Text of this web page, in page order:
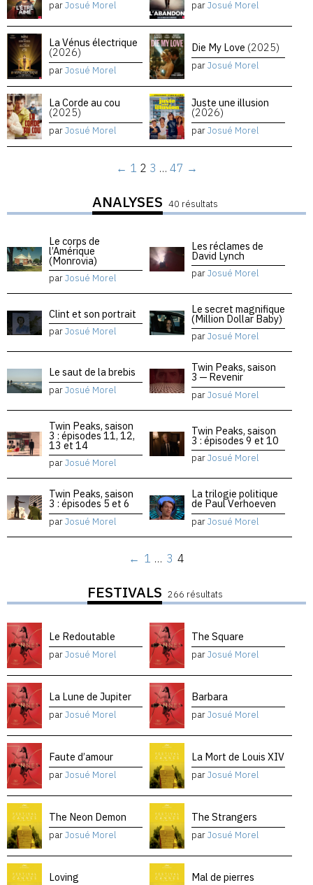
parJosué Morel parJosué Morel
La Vénus électrique
(2026)
parJosué Morel
Die My Love (2025)
parJosué Morel
La Corde au cou
(2025)
parJosué Morel
Juste une illusion
(2026)
parJosué Morel
← 1 2 3 … 47 →
ANALYSES 40 résultats
Le corps de
l’Amérique
(Monrovia)
parJosué Morel
Les réclames de
David Lynch
parJosué Morel
Clint et son portrait
parJosué Morel
Le secret magnifique
(Million Dollar Baby)
parJosué Morel
Le saut de la brebis
parJosué Morel
Twin Peaks, saison
3 — Revenir
parJosué Morel
Twin Peaks, saison
3 : épisodes 11, 12,
13 et 14
parJosué Morel
Twin Peaks, saison
3 : épisodes 9 et 10
parJosué Morel
Twin Peaks, saison
3 : épisodes 5 et 6
parJosué Morel
La trilogie politique
de Paul Verhoeven
parJosué Morel
← 1 … 3 4
FESTIVALS 266 résultats
Le Redoutable
parJosué Morel
The Square
parJosué Morel
La Lune de Jupiter
parJosué Morel
Barbara
parJosué Morel
Faute d’amour
parJosué Morel
La Mort de Louis XIV
parJosué Morel
The Neon Demon
parJosué Morel
The Strangers
parJosué Morel
Loving Mal de pierres